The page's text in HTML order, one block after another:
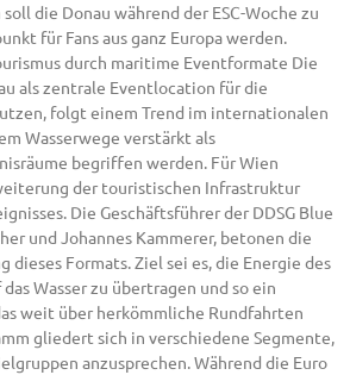
die Donau während der ESC-Woche zu
für Fans aus ganz Europa werden.
durch maritime Eventformate Die
als zentrale Eventlocation für die
folgt einem Trend im internationalen
Wasserwege verstärkt als
begriffen werden. Für Wien
der touristischen Infrastruktur
Die Geschäftsführer der DDSG Blue
und Johannes Kammerer, betonen die
dieses Formats. Ziel sei es, die Energie des
Wasser zu übertragen und so ein
weit über herkömmliche Rundfahrten
gliedert sich in verschiedene Segmente,
anzusprechen. Während die Euro